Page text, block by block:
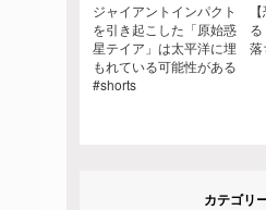
ジャイアントインパクト
を引き起こした「原始惑
星テイア」は太平洋に埋
もれている可能性がある
#shorts
落
カテゴリ